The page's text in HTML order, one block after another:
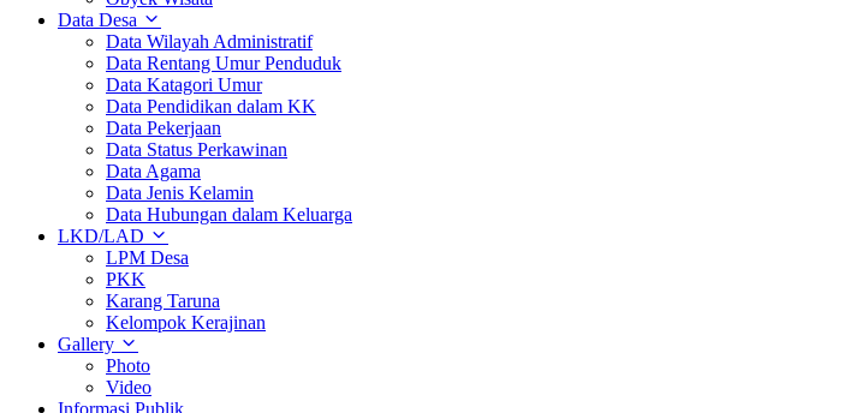
Data Desa
Data Wilayah Administratif
Data Rentang Umur Penduduk
Data Katagori Umur
Data Pendidikan dalam KK
Data Pekerjaan
Data Status Perkawinan
Data Agama
Data Jenis Kelamin
Data Hubungan dalam Keluarga
LKD/LAD
LPM Desa
PKK
Karang Taruna
Kelompok Kerajinan
Gallery
Photo
Video
Informasi Publik